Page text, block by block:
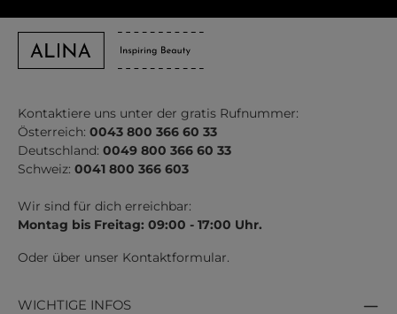
Kontaktiere uns unter der gratis Rufnummer:
Österreich: 0043 800 366 60 33
Deutschland: 0049 800 366 60 33
Schweiz: 0041 800 366 603
Wir sind für dich erreichbar:
Montag bis Freitag: 09:00 - 17:00 Uhr.
Oder über unser Kontaktformular.
WICHTIGE INFOS